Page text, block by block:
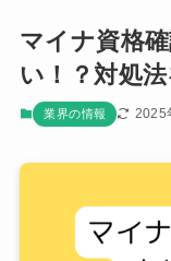
マイナ資格
い！？対処
業界の情報 2025